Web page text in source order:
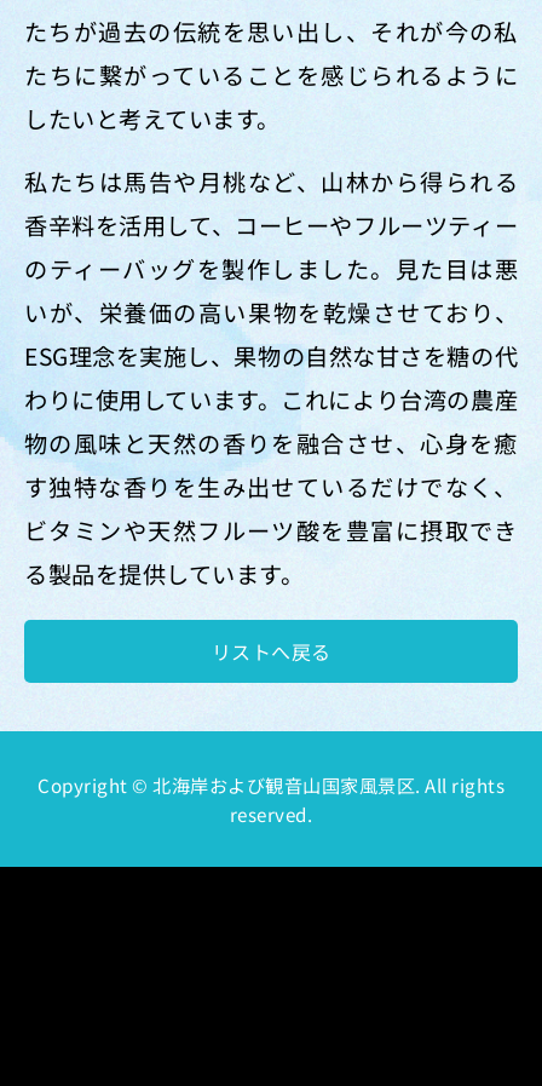
たちが過去の伝統を思い出し、それが今の私
たちに繋がっていることを感じられるように
したいと考えています。
私たちは馬告や月桃など、山林から得られる
香辛料を活用して、コーヒーやフルーツティー
のティーバッグを製作しました。見た目は悪
いが、栄養価の高い果物を乾燥させており、
ESG理念を実施し、果物の自然な甘さを糖の代
わりに使用しています。これにより台湾の農産
物の風味と天然の香りを融合させ、心身を癒
す独特な香りを生み出せているだけでなく、
ビタミンや天然フルーツ酸を豊富に摂取でき
る製品を提供しています。
リストへ戻る
Copyright © 北海岸および観音山国家風景区. All rights
reserved.